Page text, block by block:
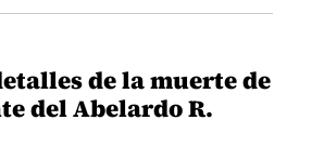
de la muerte de
del Abelardo R.